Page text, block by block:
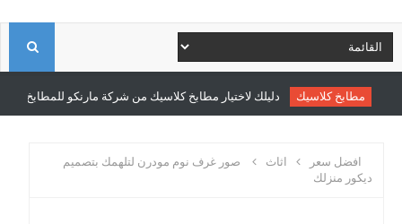
ا
مطابخ كلاسيك دليلك لاختيار مطابخ كلاسيك من شركة مارنكو للمطابخ
افضل سعر اثاث
صور غرف نوم مودرن لتلهمك بتصميم
ديكور منزلك